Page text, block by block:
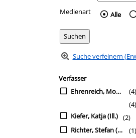
Medienart Alle
Suche verfeinern
Suchfilter
Zur Trefferliste springen
Verfasser
Ehrenreich, Monika
(4)
Kiefer, Katja (Ill.)
(4)
Richter, Stefan (Ill.)
(2)
(1)